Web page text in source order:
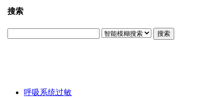
搜索
搜索
呼吸系统过敏